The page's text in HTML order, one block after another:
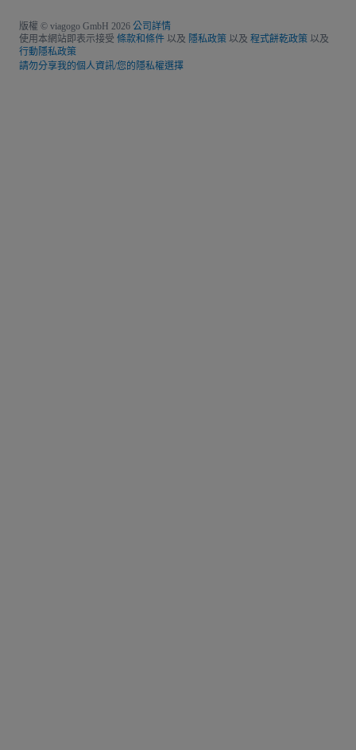
版權 © viagogo GmbH 2026 公司詳情
使用本網站即表示接受 條款和條件 以及 隱私政策 以及 程式餅乾政策 以及
行動隱私政策
請勿分享我的個人資訊/您的隱私權選擇